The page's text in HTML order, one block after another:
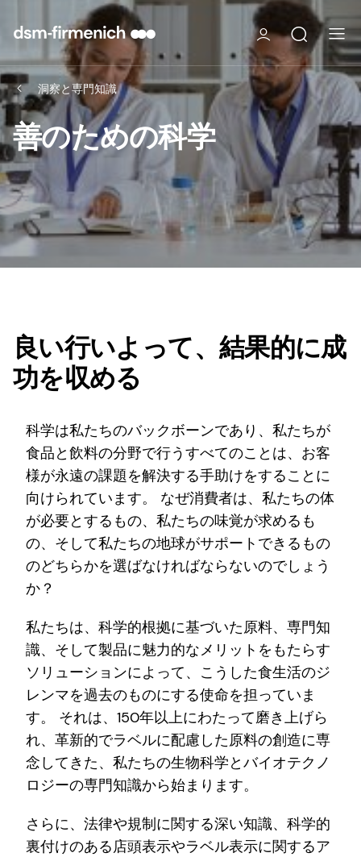
洞察と専門知識
善のための科学
良い行いよって、結果的に成
功を収める
科学は私たちのバックボーンであり、私たちが
食品と飲料の分野で行うすべてのことは、お客
様が永遠の課題を解決する手助けをすることに
向けられています。 なぜ消費者は、私たちの体
が必要とするもの、私たちの味覚が求めるも
の、そして私たちの地球がサポートできるもの
のどちらかを選ばなければならないのでしょう
か？
私たちは、科学的根拠に基づいた原料、専門知
識、そして製品に魅力的なメリットをもたらす
ソリューションによって、こうした食生活のジ
レンマを過去のものにする使命を担っていま
す。 それは、150年以上にわたって磨き上げら
れ、革新的でラベルに配慮した原料の創造に専
念してきた、私たちの生物科学とバイオテクノ
ロジーの専門知識から始まります。
さらに、法律や規制に関する深い知識、科学的
裏付けのある店頭表示やラベル表示に関するア